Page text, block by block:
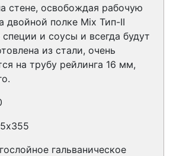
стене, освобождая рабочую
двойной полке Mix Тип-II
и соусы и всегда будут
из стали, очень
на трубу рейлинга 16 мм,
гальваническое